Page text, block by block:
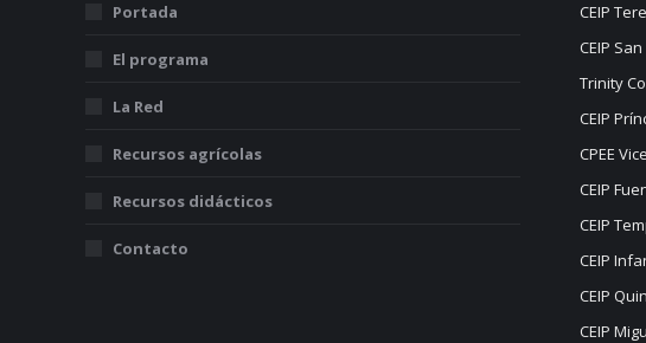
Portada
El programa
La Red
Recursos agrícolas
Recursos didácticos
Contacto
CEIP
CEIP
Trinity
CEIP
CPEE
CEIP
CEIP
CEIP
CEIP
CEIP